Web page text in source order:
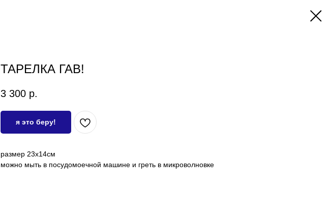
ТАРЕЛКА ГАВ!
3 300 р.
я это беру!
размер 23х14см
можно мыть в посудомоечной машине и греть в микроволновке